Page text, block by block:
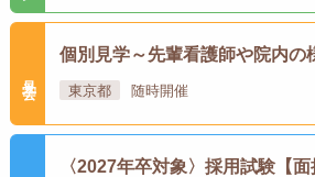
個別見学～先輩看護師や院内の
東京都 随時開催
〈2027年卒対象〉採用試験【